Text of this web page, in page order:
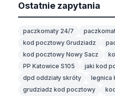
Ostatnie zapytania
paczkomaty 24/7
kod pocztowy Grudziadz
kod pocztowy Nowy Sacz
PP Katowice S105
jaki kod
dpd oddziały skróty
legnica
grudziadz kod pocztowy